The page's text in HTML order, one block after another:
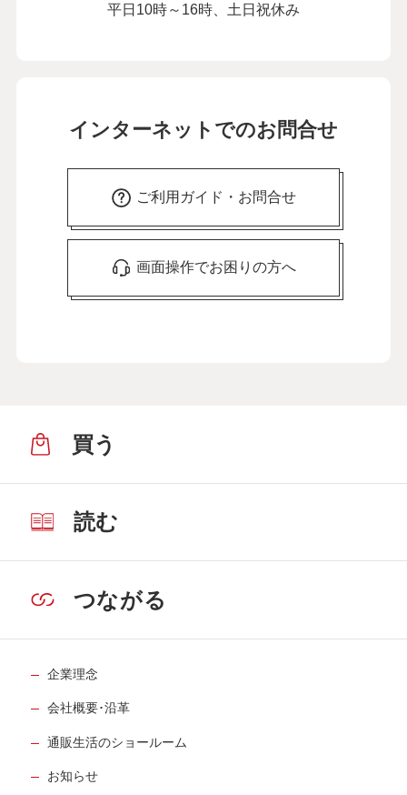
平日10時～16時、土日祝休み
インターネットでのお問合せ
ご利用ガイド・お問合せ
画面操作でお困りの方へ
買う
読む
つながる
企業理念
会社概要･沿革
通販生活のショールーム
お知らせ